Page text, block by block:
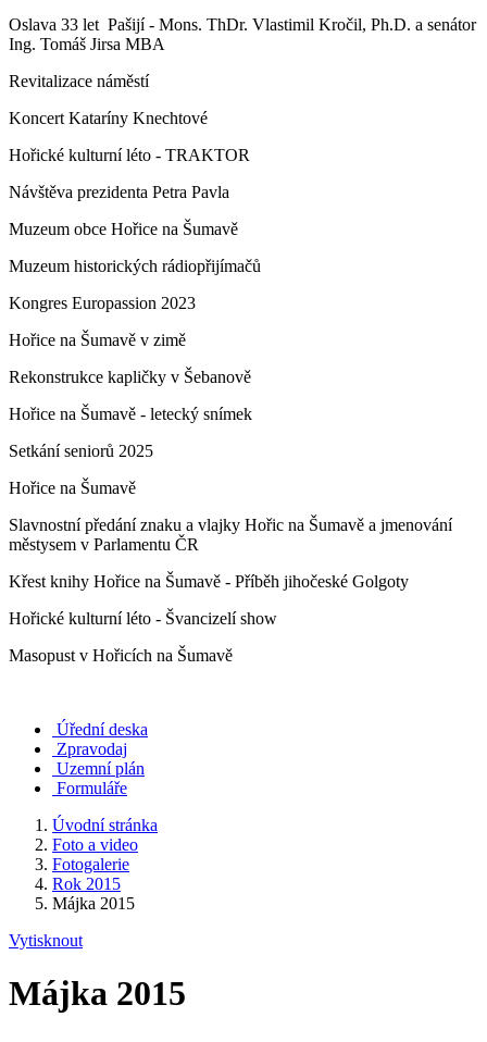
Oslava 33 let Pašijí - Mons. ThDr. Vlastimil Kročil, Ph.D. a senátor
Ing. Tomáš Jirsa MBA
Revitalizace náměstí
Koncert Kataríny Knechtové
Hořické kulturní léto - TRAKTOR
Návštěva prezidenta Petra Pavla
Muzeum obce Hořice na Šumavě
Muzeum historických rádiopřijímačů
Kongres Europassion 2023
Hořice na Šumavě v zimě
Rekonstrukce kapličky v Šebanově
Hořice na Šumavě - letecký snímek
Setkání seniorů 2025
Hořice na Šumavě
Slavnostní předání znaku a vlajky Hořic na Šumavě a jmenování
městysem v Parlamentu ČR
Křest knihy Hořice na Šumavě - Příběh jihočeské Golgoty
Hořické kulturní léto - Švancizelí show
Masopust v Hořicích na Šumavě
Úřední deska
Zpravodaj
Uzemní plán
Formuláře
Úvodní stránka
Foto a video
Fotogalerie
Rok 2015
Májka 2015
Vytisknout
Májka 2015